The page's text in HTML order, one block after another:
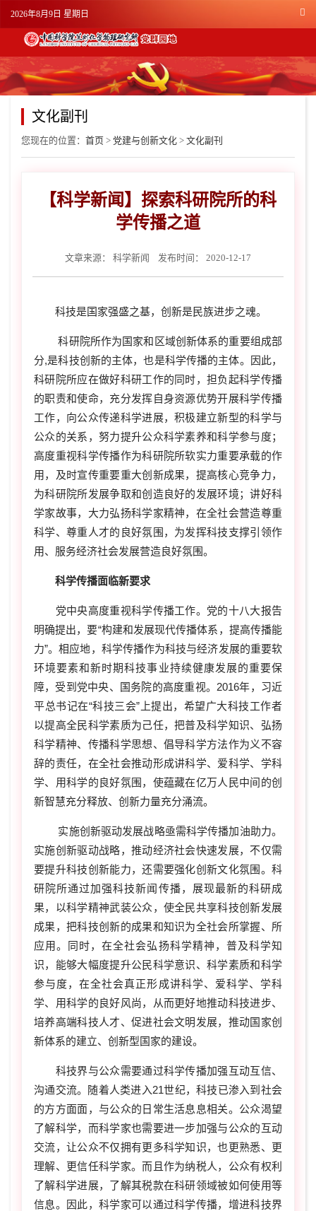
2026年8月9日 星期日
文化副刊
您现在的位置： 首页 > 党建与创新文化 > 文化副刊
【科学新闻】探索科研院所的科
学传播之道
文章来源： 科学新闻 发布时间： 2020-12-17
科技是国家强盛之基，创新是民族进步之魂。
科研院所作为国家和区域创新体系的重要组成部
分,是科技创新的主体，也是科学传播的主体。因此，
科研院所应在做好科研工作的同时，担负起科学传播
的职责和使命，充分发挥自身资源优势开展科学传播
工作，向公众传递科学进展，积极建立新型的科学与
公众的关系，努力提升公众科学素养和科学参与度；
高度重视科学传播作为科研院所软实力重要承载的作
用，及时宣传重要重大创新成果，提高核心竞争力，
为科研院所发展争取和创造良好的发展环境；讲好科
学家故事，大力弘扬科学家精神，在全社会营造尊重
科学、尊重人才的良好氛围，为发挥科技支撑引领作
用、服务经济社会发展营造良好氛围。
科学传播面临新要求
党中央高度重视科学传播工作。党的十八大报告
明确提出，要“构建和发展现代传播体系，提高传播能
力”。相应地，科学传播作为科技与经济发展的重要软
环境要素和新时期科技事业持续健康发展的重要保
障，受到党中央、国务院的高度重视。2016年，习近
平总书记在“科技三会”上提出，希望广大科技工作者
以提高全民科学素质为己任，把普及科学知识、弘扬
科学精神、传播科学思想、倡导科学方法作为义不容
辞的责任，在全社会推动形成讲科学、爱科学、学科
学、用科学的良好氛围，使蕴藏在亿万人民中间的创
新智慧充分释放、创新力量充分涌流。
实施创新驱动发展战略亟需科学传播加油助力。
实施创新驱动战略，推动经济社会快速发展，不仅需
要提升科技创新能力，还需要强化创新文化氛围。科
研院所通过加强科技新闻传播，展现最新的科研成
果，以科学精神武装公众，使全民共享科技创新发展
成果，把科技创新的成果和知识为全社会所掌握、所
应用。同时，在全社会弘扬科学精神，普及科学知
识，能够大幅度提升公民科学意识、科学素质和科学
参与度，在全社会真正形成讲科学、爱科学、学科
学、用科学的良好风尚，从而更好地推动科技进步、
培养高端科技人才、促进社会文明发展，推动国家创
新体系的建立、创新型国家的建设。
科技界与公众需要通过科学传播加强互动互信、
沟通交流。随着人类进入21世纪，科技已渗入到社会
的方方面面，与公众的日常生活息息相关。公众渴望
了解科学，而科学家也需要进一步加强与公众的互动
交流，让公众不仅拥有更多科学知识，也更熟悉、更
理解、更信任科学家。而且作为纳税人，公众有权利
了解科学进展，了解其税款在科研领域被如何使用等
信息。因此，科学家可以通过科学传播，增进科技界